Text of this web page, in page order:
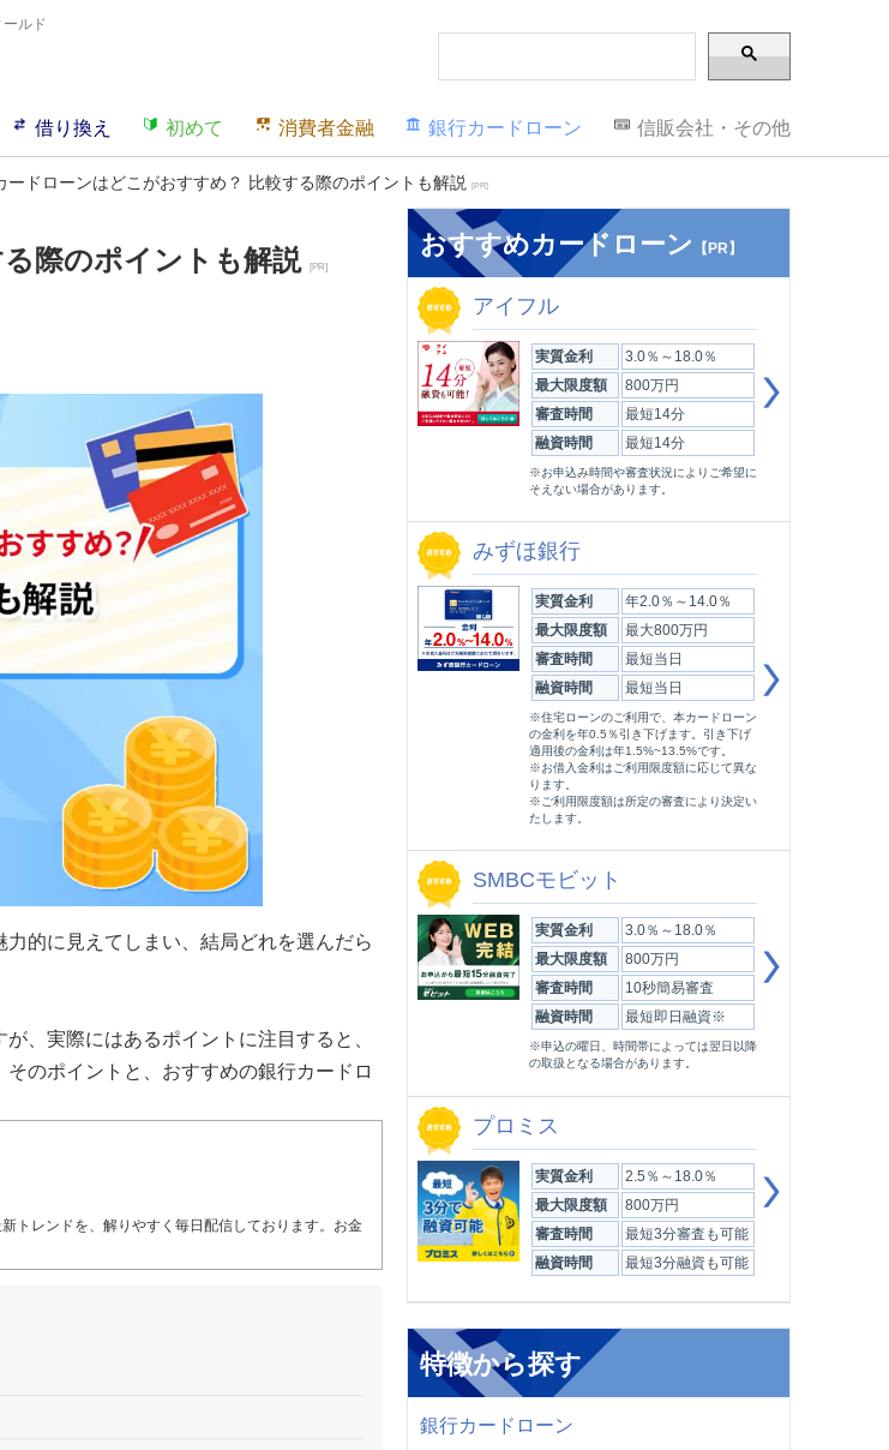
ールド
借り換え 初めて 消費者金融 銀行カードローン 信販会社・その他
ードローンはどこがおすすめ？ 比較する際のポイントも解説 [PR]
際のポイントも解説 [PR]
的に見えてしまい、結局どれを選んだら
、実際にはあるポイントに注目すると、
のポイントと、おすすめの銀行カードロ
トレンドを、解りやすく毎日配信しております。お金
おすすめカードローン 【PR】
アイフル
実質金利 3.0％～18.0％
最大限度額 800万円
審査時間 最短14分
融資時間 最短14分
※お申込み時間や審査状況によりご希望に
そえない場合があります。
みずほ銀行
実質金利 年2.0％～14.0％
最大限度額 最大800万円
審査時間 最短当日
融資時間 最短当日
※住宅ローンのご利用で、本カードローン
の金利を年0.5％引き下げます。引き下げ
適用後の金利は年1.5%~13.5%です。
※お借入金利はご利用限度額に応じて異な
ります。
※ご利用限度額は所定の審査により決定い
たします。
SMBCモビット
実質金利 3.0％～18.0％
最大限度額 800万円
審査時間 10秒簡易審査
融資時間 最短即日融資※
※申込の曜日、時間帯によっては翌日以降
の取扱となる場合があります。
プロミス
実質金利 2.5％～18.0％
最大限度額 800万円
審査時間 最短3分審査も可能
融資時間 最短3分融資も可能
特徴から探す
銀行カードローン